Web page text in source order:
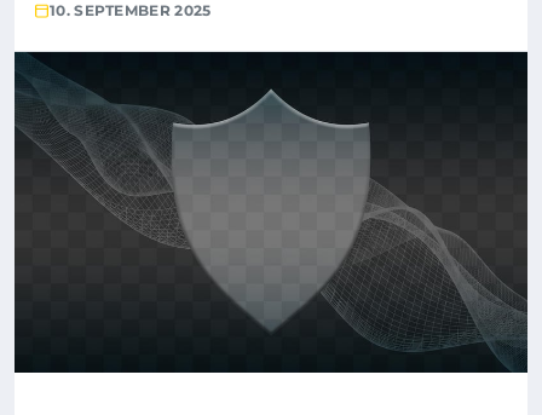
10. SEPTEMBER 2025